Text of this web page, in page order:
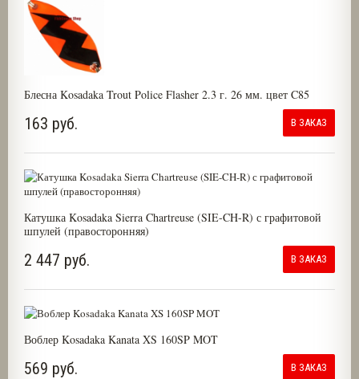
Блесна Kosadaka Trout Police Flasher 2.3 г. 26 мм. цвет C85
163 руб. В ЗАКАЗ
Катушка Kosadaka Sierra Chartreuse (SIE-CH-R) с графитовой
шпулей (правосторонняя)
2 447 руб. В ЗАКАЗ
Воблер Kosadaka Kanata XS 160SP MOT
569 руб. В ЗАКАЗ